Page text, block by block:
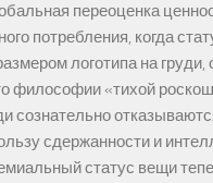
переоценка
потребления, когда
логотипа на груди,
философии «тихой
сознательно
сдержанности и
статус вещи